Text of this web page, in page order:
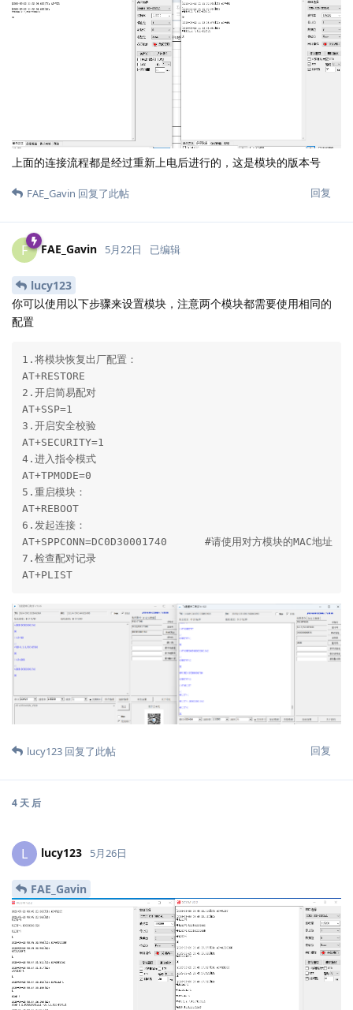
上面的连接流程都是经过重新上电后进行的，这是模块的版本号
回复
FAE_Gavin 回复了此帖
F FAE_Gavin 5月22日 已编辑
lucy123
你可以使用以下步骤来设置模块，注意两个模块都需要使用相同的
配置
1.将模块恢复出厂配置：
AT+RESTORE
2.开启简易配对
AT+SSP=1
3.开启安全校验
AT+SECURITY=1
4.进入指令模式
AT+TPMODE=0
5.重启模块：
AT+REBOOT
6.发起连接：
AT+SPPCONN=DC0D30001740      #请使用对方模块的MAC地址
7.检查配对记录
AT+PLIST
回复
lucy123 回复了此帖
4 天 后
L lucy123 5月26日
FAE_Gavin